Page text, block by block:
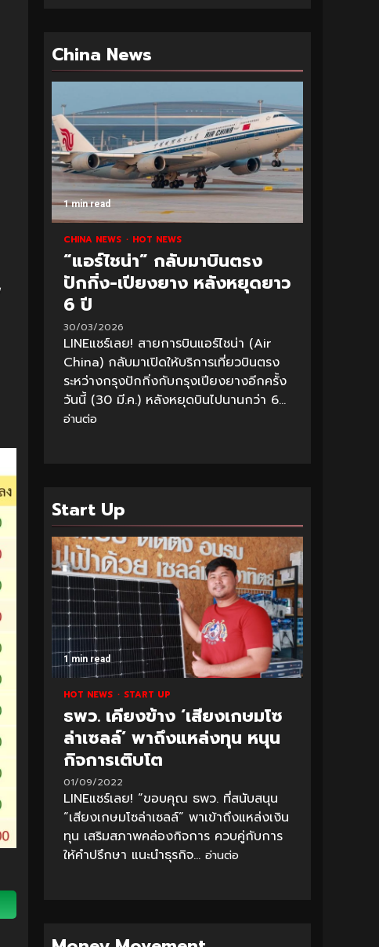
China News
1 min read
CHINA NEWS HOT NEWS
“แอร์ไชน่า” กลับมาบินตรง
ปักกิ่ง-เปียงยาง หลังหยุดยาว
6 ปี
30/03/2026
LINEแชร์เลย! สายการบินแอร์ไชน่า (Air
China) กลับมาเปิดให้บริการเที่ยวบินตรง
ระหว่างกรุงปักกิ่งกับกรุงเปียงยางอีกครั้ง
วันนี้ (30 มี.ค.) หลังหยุดบินไปนานกว่า 6...
อ่านต่อ
Start Up
1 min read
HOT NEWS START UP
ธพว. เคียงข้าง ‘เสียงเกษมโซ
ล่าเซลล์’ พาถึงแหล่งทุน หนุน
กิจการเติบโต
01/09/2022
LINEแชร์เลย! “ขอบคุณ ธพว. ที่สนับสนุน
“เสียงเกษมโซล่าเซลล์” พาเข้าถึงแหล่งเงิน
ทุน เสริมสภาพคล่องกิจการ ควบคู่กับการ
ให้คำปรึกษา แนะนำธุรกิจ... อ่านต่อ